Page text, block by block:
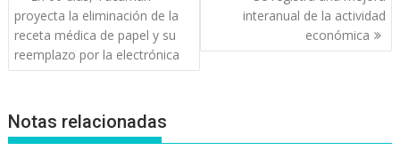
de
entradas
proyecta la eliminación de la
receta médica de papel y su
reemplazo por la electrónica
interanual de la actividad
económica
Notas relacionadas